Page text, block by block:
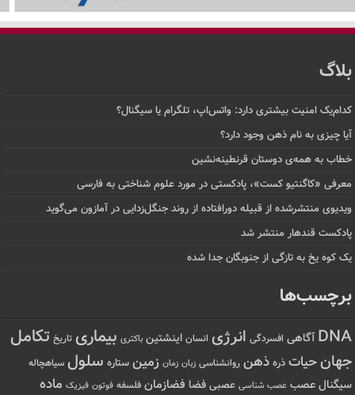
بلاگ
کدام‌یک امنیت بیشتری دارد: واتس‌اپ، تلگرام یا سیگنال؟
آیا چیزی به نام ذهن وجود دارد؟
خطاب به همه‌ی دوستان قرنطینه‌نشین
معرفی «کاگنتیو کست»، پادکستی در مورد علوم شناختی به فارسی
ویدیوی منتشرشده از قبیله دورافتاده‌ از روند جنگل‌زدایی در آمازون می‌گوید
پادکست قندهار منتشر شد
یک کوه یخ به تازگی از جنوبگان جدا شده
برچسب‌ها
DNA آگاهی افسردگی انرژی انسان اینشتین باکتری بیماری تاریخ تکامل
جهانحیات ذره ذهن روانشناسی زبان زمان زمین ستاره سلول سیاهچاله
سیگنال عصب عصب شناسی عصبی فضا فضازمان فلسفه فوتون فیزیک ماده